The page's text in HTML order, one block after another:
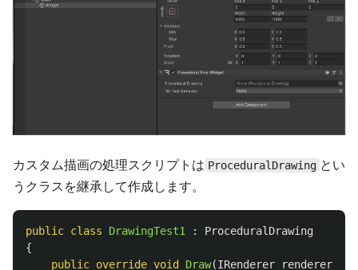
カスタム描画の処理スクリプトは ProceduralDrawing とい
うクラスを継承して作成します。
public class DrawingTest1 :
ProceduralDrawing
{
public override void Draw(IRenderer renderer